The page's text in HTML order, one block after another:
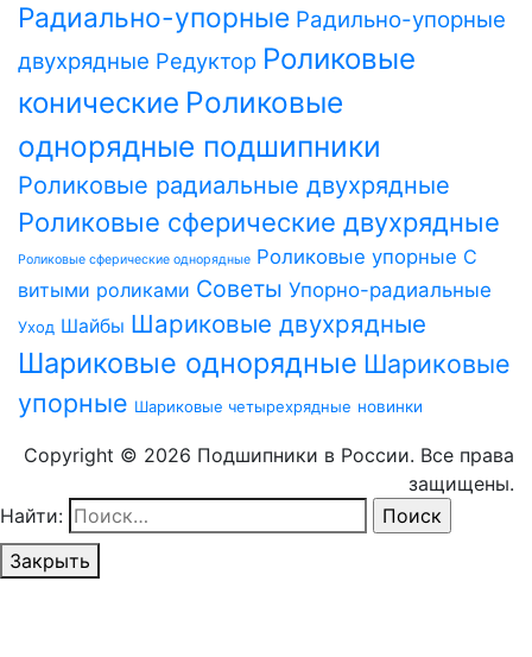
Радиально-упорные Радильно-упорные
двухрядные Редуктор Роликовые
конические Роликовые
однорядные подшипники
Роликовые радиальные двухрядные
Роликовые сферические двухрядные
Роликовые сферические однорядные Роликовые упорные С
витыми роликами Советы Упорно-радиальные
Уход Шайбы Шариковые двухрядные
Шариковые однорядные Шариковые
упорные Шариковые четырехрядные новинки
Copyright © 2026 Подшипники в России. Все права
защищены.
Найти:
Закрыть